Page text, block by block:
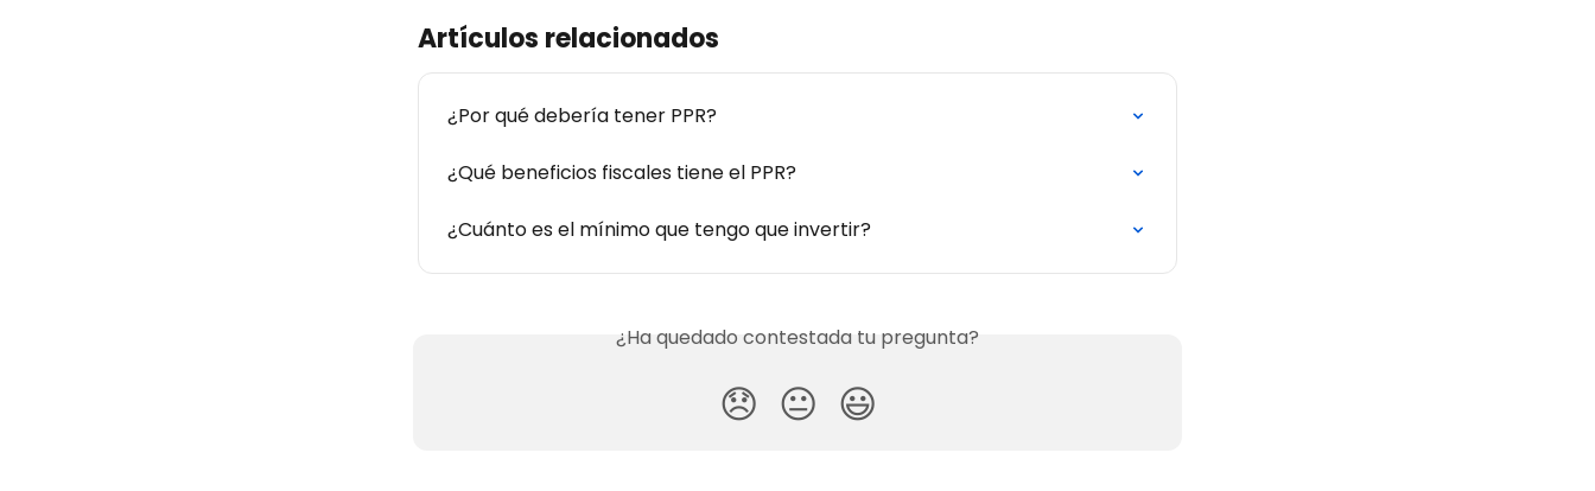
Artículos relacionados
¿Por qué debería tener PPR?
¿Qué beneficios fiscales tiene el PPR?
¿Cuánto es el mínimo que tengo que invertir?
¿Ha quedado contestada tu pregunta?
😞 😐 😃